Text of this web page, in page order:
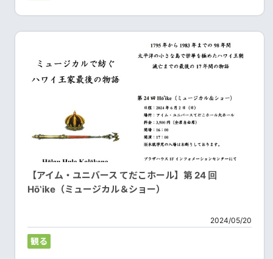
【アイム・ユニバース てだこホール】第 24 回
Hō‛ike（ミュージカル＆ショー）
2024/05/20
観る